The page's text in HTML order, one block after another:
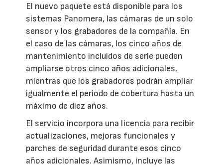
El nuevo paquete está disponible para los
sistemas Panomera, las cámaras de un solo
sensor y los grabadores de la compañía. En
el caso de las cámaras, los cinco años de
mantenimiento incluidos de serie pueden
ampliarse otros cinco años adicionales,
mientras que los grabadores podrán ampliar
igualmente el periodo de cobertura hasta un
máximo de diez años.
El servicio incorpora una licencia para recibir
actualizaciones, mejoras funcionales y
parches de seguridad durante esos cinco
años adicionales. Asimismo, incluye las